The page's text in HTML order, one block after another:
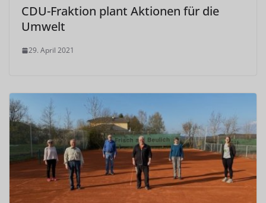
CDU-Fraktion plant Aktionen für die
Umwelt
29. April 2021